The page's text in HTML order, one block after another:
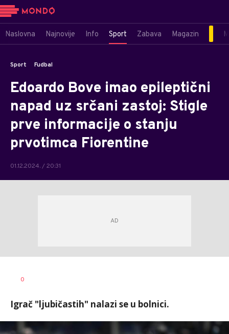
Naslovna Najnovije Info Sport Zabava Magazin
Sport Fudbal
Edoardo Bove imao epileptični
napad uz srčani zastoj: Stigle
prve informacije o stanju
prvotimca Fiorentine
01.12.2024. / 20:31
AUTOR
0
Igrač "ljubičastih" nalazi se u bolnici.